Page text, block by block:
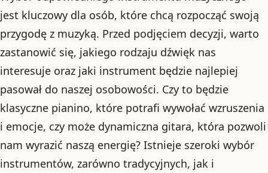
jest kluczowy dla osób, które chcą rozpocząć swoją
przygodę z muzyką. Przed podjęciem decyzji, warto
zastanowić się, jakiego rodzaju dźwięk nas
interesuje oraz jaki instrument będzie najlepiej
pasował do naszej osobowości. Czy to będzie
klasyczne pianino, które potrafi wywołać wzruszenia
i emocje, czy może dynamiczna gitara, która pozwoli
nam wyrazić naszą energię? Istnieje szeroki wybór
instrumentów, zarówno tradycyjnych, jak i